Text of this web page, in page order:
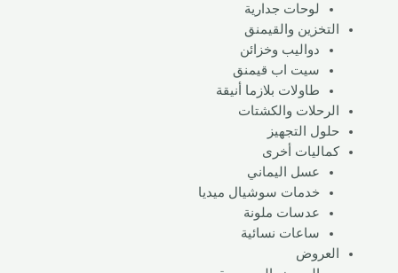
لوحات جدارية
التخزين والقيمنق
دواليب وخزائن
سيت اب قيمنق
طاولات بلازما أنيقة
الرحلات والكشتات
حلول التجهيز
كماليات أخرى
عسل اليماني
خدمات سوشيال ميديا
عدسات ملونة​
ساعات نسائية
العروض